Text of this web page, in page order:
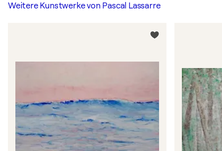
Weitere Kunstwerke von Pascal Lassarre